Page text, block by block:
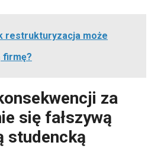
restrukturyzacja może
firmę?
za
się fałszywą
studencką